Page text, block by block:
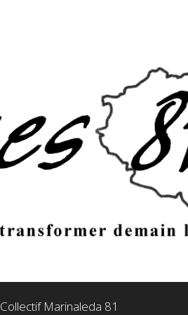
Collectif Marinaleda 81